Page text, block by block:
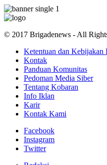
© 2017 Brigadenews - All
Ketentuan dan Kebijakan
Kontak
Panduan Komunitas
Pedoman Media Siber
Tentang Kobaran
Info Iklan
Karir
Kontak Kami
Facebook
Instagram
Twitter